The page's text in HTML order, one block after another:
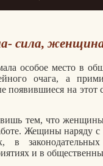
сила,
особое место в
очага, а
появившиеся на
тем, что
Жещины наряду
в
и в